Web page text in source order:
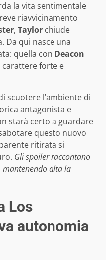
la vita sentimentale
riavvicinamento
, Taylor chiude
Da qui nasce una
quella con Deacon
carattere forte e
scuotere l’ambiente di
antagonista e
starà certo a guardare
questo nuovo
ritirata si
Gli spoiler raccontano
mantenendo alta la
Los
autonomia